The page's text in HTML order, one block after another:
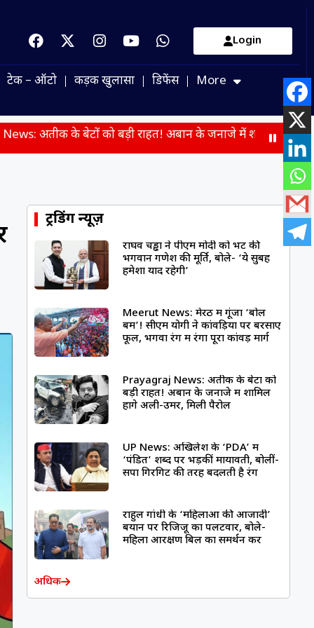
Login
टेक – ऑटो कड़क खुलासा डिफेंस More
को बड़ी राहत! अबान के जनाजे में शामिल होंगे अली-उमर, मिली
ट्रेंडिंग न्यूज़
राघव चड्ढा ने पीएम मोदी को भेंट की
भगवान गणेश की मूर्ति, बोले- ‘ये सुबह
हमेशा याद रहेगी’
Meerut News: मेरठ में गूंजा ‘बोल
बम’! सीएम योगी ने कांवड़ियों पर बरसाए
फूल, भगवा रंग में रंगा पूरा कांवड़ मार्ग
Prayagraj News: अतीक के बेटों को
बड़ी राहत! अबान के जनाजे में शामिल
होंगे अली-उमर, मिली पैरोल
UP News: अखिलेश के ‘PDA’ में
‘पंडित’ शब्द पर भड़कीं मायावती, बोलीं-
सपा गिरगिट की तरह बदलती है रंग
राहुल गांधी के ‘महिलाओं की आजादी’
बयान पर रिजिजू का पलटवार, बोले-
महिला आरक्षण बिल का समर्थन करें
अधिक